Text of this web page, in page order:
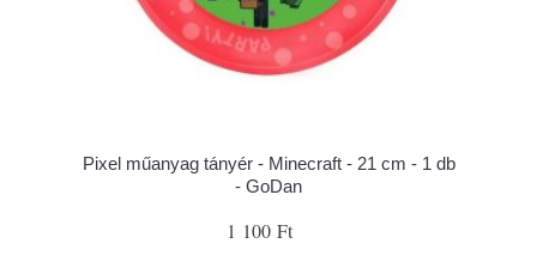
Pixel műanyag tányér - Minecraft - 21 cm - 1 db
- GoDan
1 100 Ft